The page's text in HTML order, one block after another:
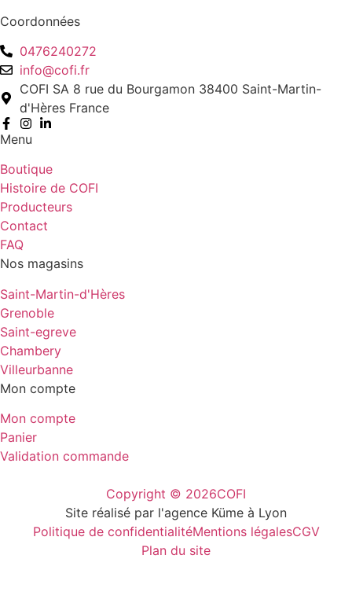
Coordonnées
0476240272
info@cofi.fr
COFI SA 8 rue du Bourgamon 38400 Saint-Martin-
d'Hères France
Menu
Boutique
Histoire de COFI
Producteurs
Contact
FAQ
Nos magasins
Saint-Martin-d'Hères
Grenoble
Saint-egreve
Chambery
Villeurbanne
Mon compte
Mon compte
Panier
Validation commande
Copyright © 2026COFI
Site réalisé par l'agence Küme à Lyon
Politique de confidentialitéMentions légalesCGV
Plan du site